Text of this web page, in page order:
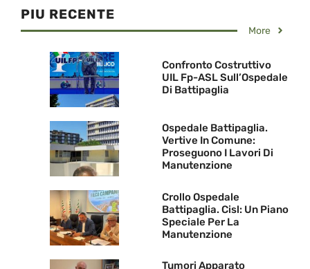
PIU RECENTE
More
Confronto Costruttivo
UIL Fp-ASL Sull’Ospedale
Di Battipaglia
Ospedale Battipaglia.
Vertive In Comune:
Proseguono I Lavori Di
Manutenzione
Crollo Ospedale
Battipaglia. Cisl: Un Piano
Speciale Per La
Manutenzione
Tumori Apparato